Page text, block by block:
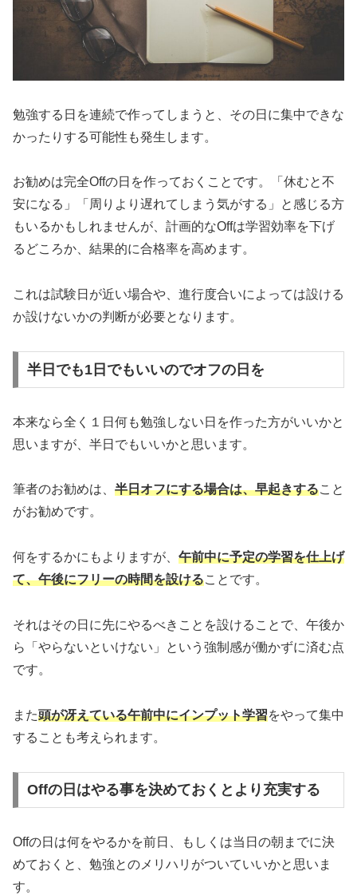
勉強する日を連続で作ってしまうと、その日に集中できな
かったりする可能性も発生します。
お勧めは完全Offの日を作っておくことです。「休むと不
安になる」「周りより遅れてしまう気がする」と感じる方
もいるかもしれませんが、計画的なOffは学習効率を下げ
るどころか、結果的に合格率を高めます。
これは試験日が近い場合や、進行度合いによっては設ける
か設けないかの判断が必要となります。
半日でも1日でもいいのでオフの日を
本来なら全く１日何も勉強しない日を作った方がいいかと
思いますが、半日でもいいかと思います。
筆者のお勧めは、 半日オフにする場合は、早起きすること
がお勧めです。
何をするかにもよりますが、 午前中に予定の学習を仕上げ
て、午後にフリーの時間を設けることです。
それはその日に先にやるべきことを設けることで、午後か
ら「やらないといけない」という強制感が働かずに済む点
です。
また頭が冴えている午前中にインプット学習をやって集中
することも考えられます。
Offの日はやる事を決めておくとより充実する
Offの日は何をやるかを前日、もしくは当日の朝までに決
めておくと、勉強とのメリハリがついていいかと思いま
す。